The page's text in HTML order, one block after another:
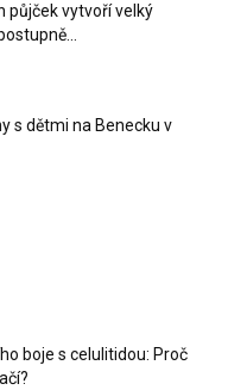
půjček vytvoří velký
s dětmi na Benecku v
boje s celulitidou: Proč